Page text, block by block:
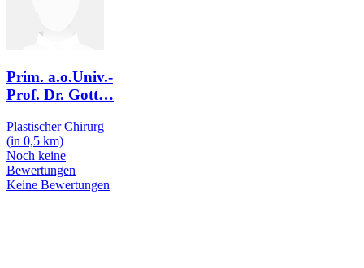
Prim. a.o.Univ.-
Prof. Dr. Gott…
Plastischer Chirurg
(in 0,5 km)
Noch keine
Bewertungen
Keine Bewertungen